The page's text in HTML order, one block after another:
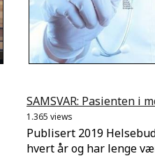
SAMSVAR: Pasienten i
1.365 views
Publisert 2019
hvert år og har lenge